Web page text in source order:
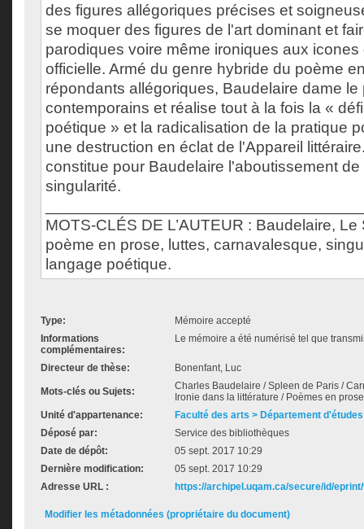
des figures allégoriques précises et
se moquer des figures de l'art dominant et
parodiques voire même ironiques aux icones
officielle. Armé du genre hybride du poème
répondants allégoriques, Baudelaire dame le
contemporains et réalise tout à la fois la «
poétique » et la radicalisation de la pratique
une destruction en éclat de l'Appareil
constitue pour Baudelaire l'aboutissement
singularité.
MOTS-CLÉS DE L’AUTEUR : Baudelaire,
poème en prose, luttes, carnavalesque,
langage poétique.
Type:
Mémoire accepté
Informations
complémentaires:
Le mémoire a été numérisé tel que
Directeur de thèse: Bonenfant, Luc
Mots-clés ou Sujets:
Charles Baudelaire / Spleen de Paris /
Ironie dans la littérature / Poèmes en prose
Unité d'appartenance:
Faculté des arts > Département
Déposé par:
Service des bibliothèques
Date de dépôt:
05 sept. 2017 10:29
Dernière modification:
05 sept. 2017 10:29
Adresse URL :
https://archipel.uqam.ca/secure/id/
Modifier les métadonnées (propriétaire du document)